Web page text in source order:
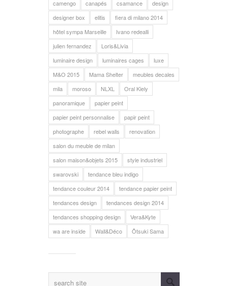
camengo
canapés csamance
design
designer box
elitis
fiera di milano 2014
hôtel sympa Marseille
Ivano redealli
julien fernandez
Loris&Livia
luminaire design
luminaires cages
luxe
M&O 2015
Mama Shelter
meubles decales
mila
moroso NLXL
Oral Kiely
panoramique
papier peint
papier peint personnalise
papir peint
photographe
rebel walls
renovation
salon du meuble de milan
salon maison&objets 2015
style industriel
swarovski
tendance bleu indigo
tendance couleur 2014
tendance papier peint
tendances design
tendances design 2014
tendances shopping design
Vera&Kyte
wa are inside
Wall&Déco Ôtsuki Sama